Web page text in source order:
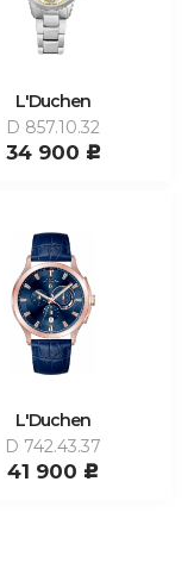
L'Duchen
D 857.10.32
34 900 c
L'Duchen
D 742.43.37
41 900 c